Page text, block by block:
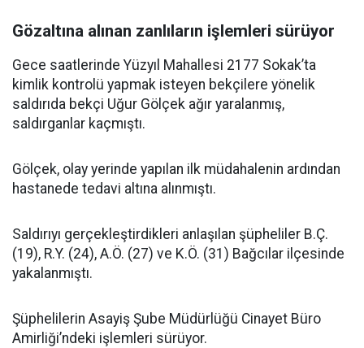
Gözaltına alınan zanlıların işlemleri sürüyor
Gece saatlerinde Yüzyıl Mahallesi 2177 Sokak’ta
kimlik kontrolü yapmak isteyen bekçilere yönelik
saldırıda bekçi Uğur Gölçek ağır yaralanmış,
saldırganlar kaçmıştı.
Gölçek, olay yerinde yapılan ilk müdahalenin ardından
hastanede tedavi altına alınmıştı.
Saldırıyı gerçekleştirdikleri anlaşılan şüpheliler B.Ç.
(19), R.Y. (24), A.Ö. (27) ve K.Ö. (31) Bağcılar ilçesinde
yakalanmıştı.
Şüphelilerin Asayiş Şube Müdürlüğü Cinayet Büro
Amirliği’ndeki işlemleri sürüyor.